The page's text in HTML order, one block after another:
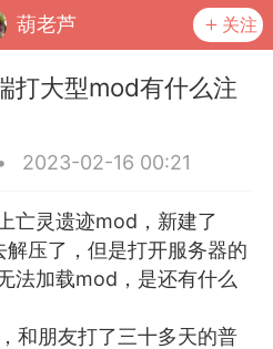
葫老芦 关注
打大型mod有什么注
2023-02-16 00:21
亡灵遗迹mod，新建了
压了，但是打开服务器的
法加载mod，是还有什么
和朋友打了三十多天的普